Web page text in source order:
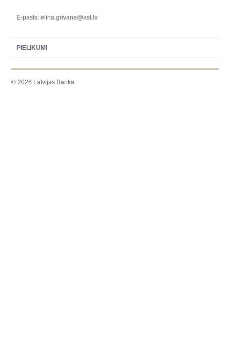
E-pasts: elina.grivane@ast.lv
PIELIKUMI
© 2026 Latvijas Banka